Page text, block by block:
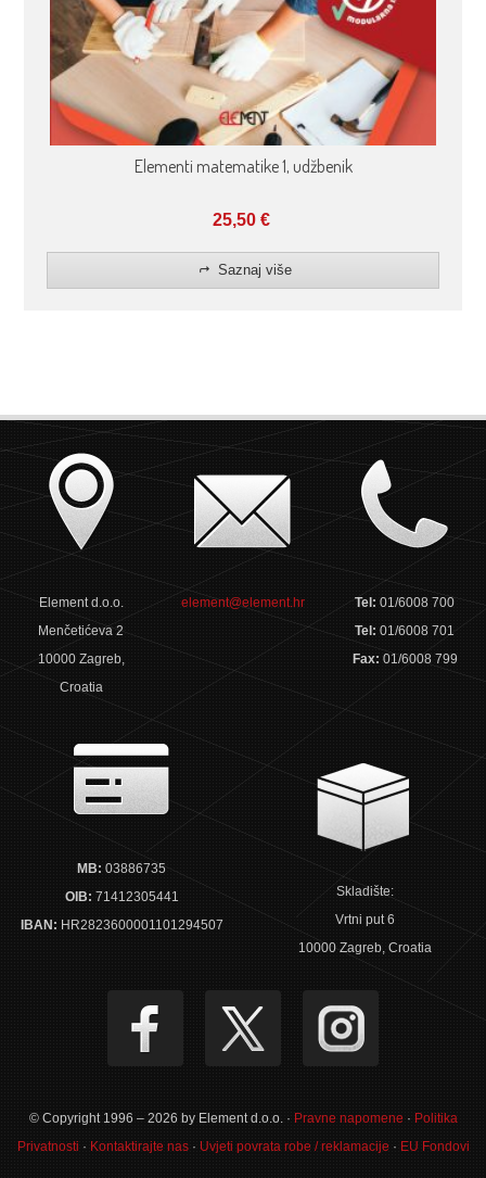
Elementi matematike 1, udžbenik
25,50 €
Saznaj više
Element d.o.o.
Menčetićeva 2
10000 Zagreb,
Croatia
element@element.hr Tel:01/6008 700
Tel:01/6008 701
Fax: 01/6008 799
MB: 03886735
OIB: 71412305441
IBAN: HR2823600001101294507
Skladište:
Vrtni put 6
10000 Zagreb, Croatia
© Copyright 1996 – 2026 by Element d.o.o. · Pravne napomene · Politika
Privatnosti · Kontaktirajte nas· Uvjeti povrata robe / reklamacije · EU Fondovi